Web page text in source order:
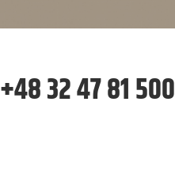
+48 32 47 81 500